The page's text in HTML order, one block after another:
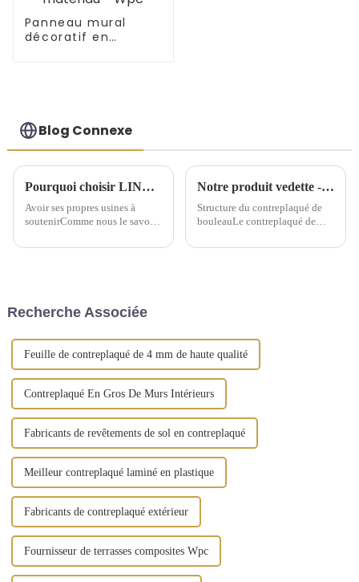
Panneau mural
décoratif en
Blog Connexe
Pourquoi choisir LINYI JIUHENG comme partenaire ?
Avoir ses propres usines à
soutenirComme nous le savons
commerce extérieur, les
d'avantages. Cependant, la
situation réelle est que la
Notre produit vedette - Contreplaqué de bouleau
Structure du contreplaqué de
bouleauLe contreplaqué de
plusieurs couches de placage
Recherche Associée
Feuille de contreplaqué de 4 mm de haute qualité
Contreplaqué En Gros De Murs Intérieurs
Fabricants de revêtements de sol en contreplaqué
Meilleur contreplaqué laminé en plastique
Fabricants de contreplaqué extérieur
Fournisseur de terrasses composites Wpc